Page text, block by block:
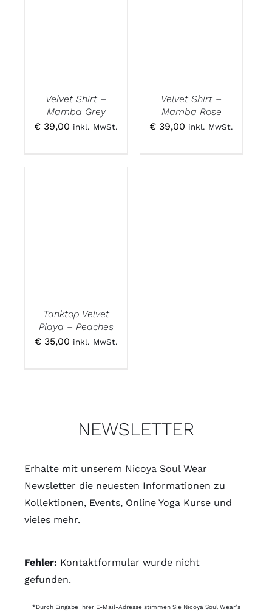
Velvet Shirt –
Mamba Grey
€ 39,00 inkl. MwSt.
Velvet Shirt –
Mamba Rose
€ 39,00 inkl. MwSt.
Tanktop Velvet
Playa – Peaches
€35,00 inkl. MwSt.
NEWSLETTER
Erhalte mit unserem Nicoya Soul Wear
Newsletter die neuesten Informationen zu
Kollektionen, Events, Online Yoga Kurse und
vieles mehr.
Fehler: Kontaktformular wurde nicht
gefunden.
*Durch Eingabe Ihrer E-Mail-Adresse stimmen Sie Nicoya Soul Wear’s